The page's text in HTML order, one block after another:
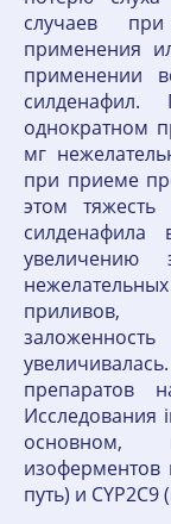
случаев при
применения
применении
однократном
мг
при приеме
этом тяжесть
увеличению
приливов,
препаратов
Исследования
основном,
изоферментов
путь) и